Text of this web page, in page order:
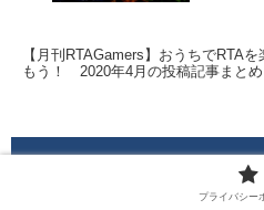
【月刊RTAGamers】おうちでRTAを
もう！ 2020年4月の投稿記事まとめ
コメ
プライバシー